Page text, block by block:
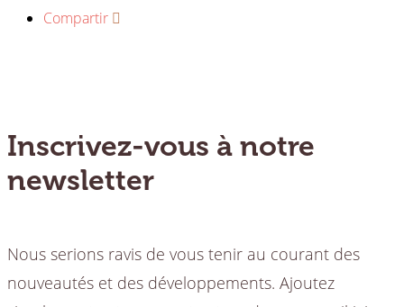
Compartir
Inscrivez-vous à notre
newsletter
Nous serions ravis de vous tenir au courant des
nouveautés et des développements. Ajoutez